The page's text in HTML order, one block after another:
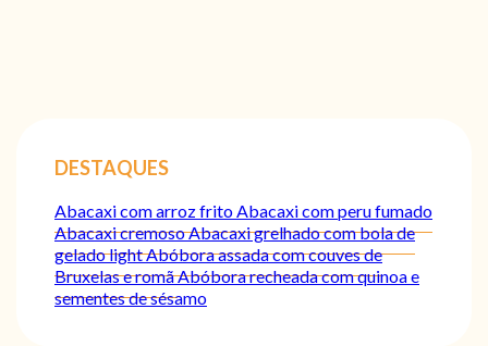
DESTAQUES
Abacaxi com arroz fritoAbacaxi com peru fumado
Abacaxi cremosoAbacaxi grelhado com bola de
gelado lightAbóbora assada com couves de
Bruxelas e romãAbóbora recheada com quinoa e
sementes de sésamo